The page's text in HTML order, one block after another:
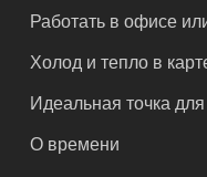
Работать в офисе
Холод и тепло в
Идеальная точка для
О времени